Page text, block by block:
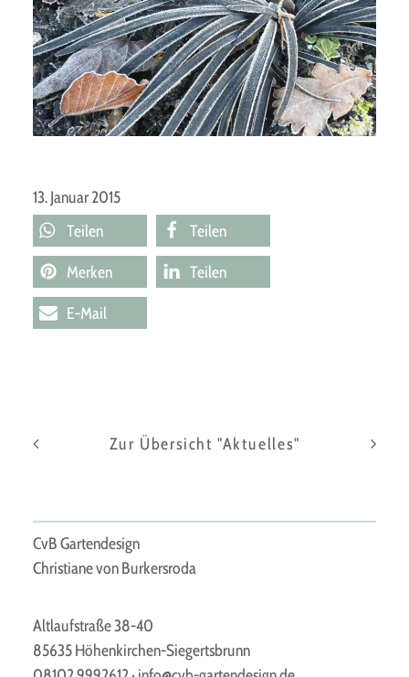
Schwarzer Schlangenbart (Ophiopogon
planiscapus 'Niger')
13. Januar 2015
Teilen
Teilen
Merken Teilen
E-Mail
Zur Übersicht "Aktuelles"
CvB Gartendesign
Christiane von Burkersroda
Altlaufstraße 38-40
85635 Höhenkirchen-Siegertsbrunn